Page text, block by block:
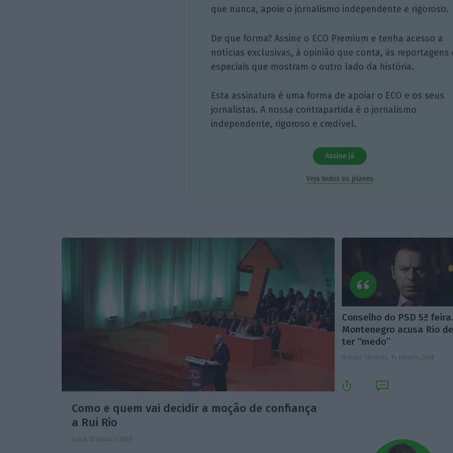
que nunca, apoie o jornalismo independente e rigoroso.
De que forma? Assine o ECO Premium e tenha acesso a
notícias exclusivas, à opinião que conta, às reportagens
especiais que mostram o outro lado da história.
Esta assinatura é uma forma de apoiar o ECO e os seus
jornalistas. A nossa contrapartida é o jornalismo
independente, rigoroso e credível.
Assine já
Veja todos os planos
Como e quem vai decidir a moção de confiança
a Rui Rio
Lusa, 16 Janeiro 2019
Conselho do PSD 5ª feira.
Montenegro acusa Rio
ter “medo”
Mónica Silvares, 14 Janeiro 2019